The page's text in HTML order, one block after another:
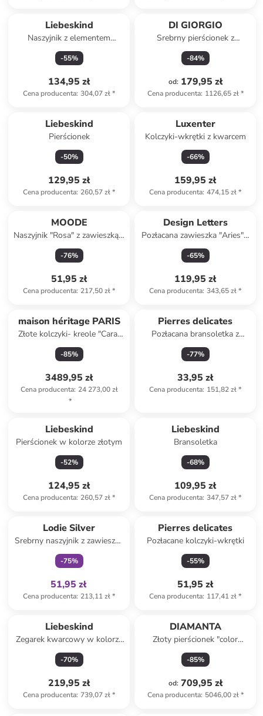
Liebeskind
Naszyjnik z elementem
ozdobnym - dł. 45 cm
-55%
134,95 zł
Cena producenta: 304,07 zł*
DI GIORGIO
Srebrny pierścionek z
cyrkoniami
-84%
od: 179,95 zł
Cena producenta: 1126,65 zł*
Liebeskind
Pierścionek
-50%
129,95 zł
Cena producenta: 260,57 zł*
Luxenter
Kolczyki-wkrętki z kwarcem
-66%
159,95 zł
Cena producenta: 474,15 zł*
MOODE
Naszyjnik "Rosa" z zawieszką -
dł. 42 cm
-76%
51,95 zł
Cena producenta: 217,50 zł*
Design Letters
Pozłacana zawieszka "Aries" -
wys. 2 cm
-65%
119,95 zł
Cena producenta: 343,65 zł*
maison héritage PARIS
Złote kolczyki- kreole "Carat
pavé" z diamentami
-85%
3489,95 zł
Cena producenta: 24 273,00 zł
*
Pierres delicates
Pozłacana bransoletka z
agatami
-77%
33,95 zł
Cena producenta: 151,82 zł*
Liebeskind
Pierścionek w kolorze złotym
-52%
124,95 zł
Cena producenta: 260,57 zł*
Liebeskind
Bransoletka
-68%
109,95 zł
Cena producenta: 347,57 zł*
Lodie Silver
Srebrny naszyjnik z zawieszką
- dł. 43 cm
-75%
51,95 zł
Cena producenta: 213,11 zł*
Pierres delicates
Pozłacane kolczyki-wkrętki
-55%
51,95 zł
Cena producenta: 117,41 zł*
Liebeskind
Zegarek kwarcowy w kolorze
srebrnym
-70%
219,95 zł
Cena producenta: 739,07 zł*
DIAMANTA
Złoty pierścionek "color
alliance rubis" z rubinami
-85%
od: 709,95 zł
Cena producenta: 5046,00 zł*